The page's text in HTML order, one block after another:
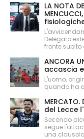
LA NOTA
Delegato
fronte
ANCORA
accascia
L'uomo,
quando ha
del Lecce
Secondo
segue
una